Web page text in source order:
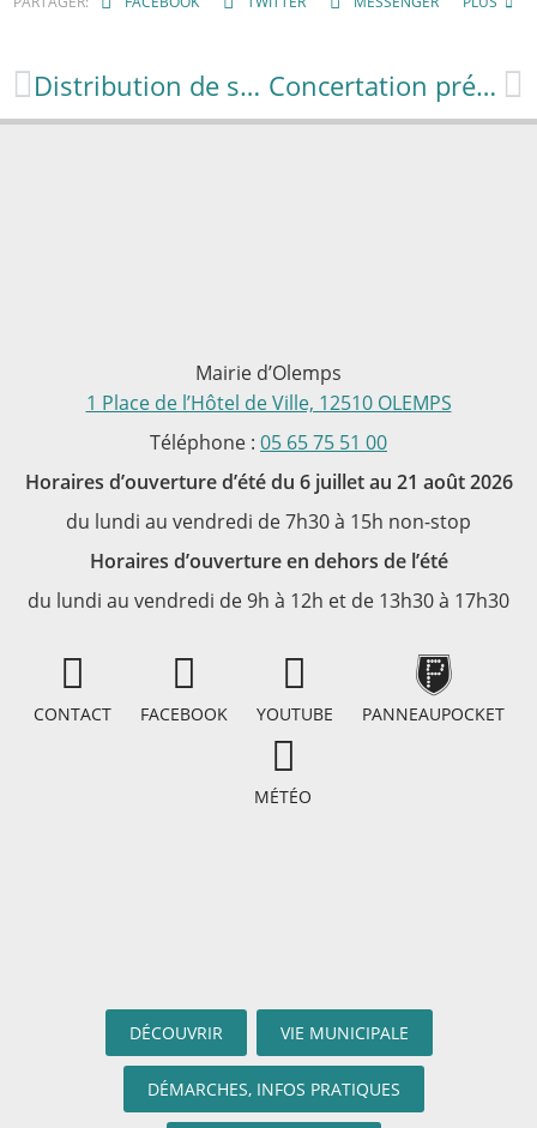
Distribution de sacs poubelles Concertation préalable au projet d’aménagement d’une liaison routière entre la RN88 et le RD 911 (entre Flavin et Le Lachet).
Mairie d’Olemps
1 Place de l’Hôtel de Ville, 12510 OLEMPS
Téléphone : 05 65 75 51 00
Horaires d’ouverture d’été du 6 juillet au 21 août 2026
du lundi au vendredi de 7h30 à 15h non-stop
Horaires d’ouverture en dehors de l’été
du lundi au vendredi de 9h à 12h et de 13h30 à 17h30
CONTACT FACEBOOK YOUTUBE PANNEAUPOCKET
MÉTÉO
DÉCOUVRIR VIE MUNICIPALE
DÉMARCHES, INFOS PRATIQUES